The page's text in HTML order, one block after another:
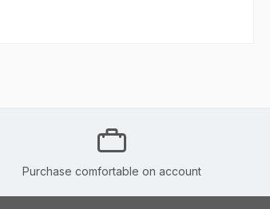
Purchase comfortable on account